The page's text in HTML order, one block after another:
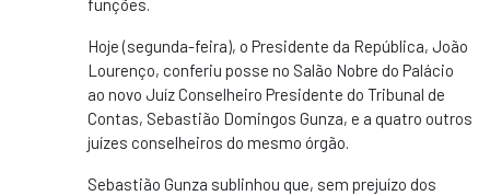
funções.
Hoje (segunda-feira), o Presidente da República, João
Lourenço, conferiu posse no Salão Nobre do Palácio
ao novo Juíz Conselheiro Presidente do Tribunal de
Contas, Sebastião Domingos Gunza, e a quatro outros
juízes conselheiros do mesmo órgão.
Sebastião Gunza sublinhou que, sem prejuízo dos